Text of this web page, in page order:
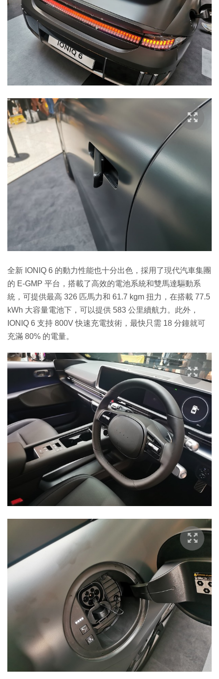
全新 IONIQ 6 的動力性能也十分出色，採用了現代汽車集團
的 E-GMP 平台，搭載了高效的電池系統和雙馬達驅動系
統，可提供最高 326 匹馬力和 61.7 kgm 扭力，在搭載 77.5
kWh 大容量電池下，可以提供 583 公里續航力。此外，
IONIQ 6 支持 800V 快速充電技術，最快只需 18 分鐘就可
充滿 80% 的電量。